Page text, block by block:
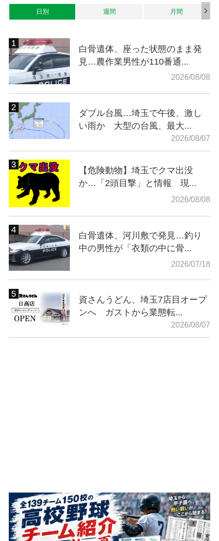
日別 週間 月間
白骨遺体、座った状態のまま発
見…農作業男性が110番通...
2026/08/08
ダブル台風…埼玉で午後、激し
い雨か 大型の台風、最大...
2026/08/07
【危険動物】埼玉でクマ出没
か…「2頭目撃」と情報 現...
2026/08/08
白骨遺体、河川敷で発見…釣り
中の男性が「衣類の中に骨...
2026/07/18
資さんうどん、埼玉7店目オープ
ンへ ガストから業態転...
2026/08/07